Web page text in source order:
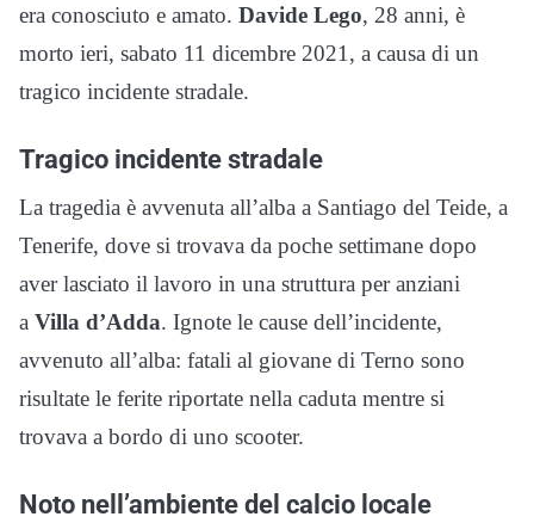
era conosciuto e amato. Davide Lego, 28 anni, è
morto ieri, sabato 11 dicembre 2021, a causa di un
tragico incidente stradale.
Tragico incidente stradale
La tragedia è avvenuta all’alba a Santiago del Teide, a
Tenerife, dove si trovava da poche settimane dopo
aver lasciato il lavoro in una struttura per anziani
a Villa d’Adda. Ignote le cause dell’incidente,
avvenuto all’alba: fatali al giovane di Terno sono
risultate le ferite riportate nella caduta mentre si
trovava a bordo di uno scooter.
Noto nell’ambiente del calcio locale